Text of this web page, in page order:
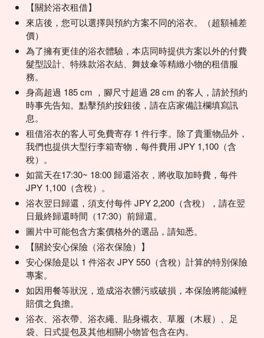
【關於浴衣租借】
來店後，您可以選擇與預約方案不同的浴衣。（超額補差
價）
為了擁有更佳的浴衣體驗，本店同時提供方案以外的付費
髮型設計、特殊款浴衣結、舞妓傘等精緻小物的租借服
務。
身高超過 185 cm ，腳尺寸超過 28 cm 的客人，請於預約
時事先告知。點擊預約按鈕後，請在店家備註欄填寫訊
息。
租借浴衣的客人可免費寄存 1 件行李。除了貴重物品外，
我們也提供大型行李箱寄物，每件費用 JPY 1,100（含
稅）。
如當天在17:30~ 18:00 歸還浴衣，將收取加時費，每件
JPY 1,100（含稅）。
浴衣翌日歸還，須支付每件 JPY 2,200（含稅），請在翌
日最終歸還時間（17:30）前歸還。
圖片中可能包含方案價格外的選品，請知悉。
【關於安心保險（浴衣保險）】
安心保險是以 1 件浴衣 JPY 550（含稅）計算的特別保險
專案。
如因用餐等狀況，造成浴衣髒污或破損，本保險將能減輕
賠償之負擔。
浴衣、浴衣帶、浴衣繩、貼身襯衣、草履（木屐）、足
袋、日式提包及其他相關小物皆包含在內。